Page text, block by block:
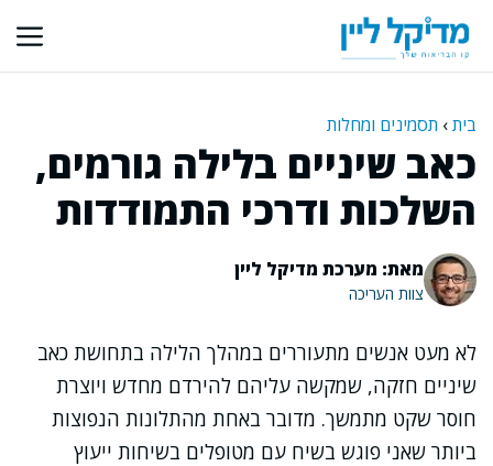
לתוכן
בית› תסמינים ומחלות
כאב שיניים בלילה גורמים,
השלכות ודרכי התמודדות
מאת: מערכת מדיקל ליין
צוות העריכה
לא מעט אנשים מתעוררים במהלך הלילה בתחושת כאב
שיניים חזקה, שמקשה עליהם להירדם מחדש ויוצרת
חוסר שקט מתמשך. מדובר באחת מהתלונות הנפוצות
ביותר שאני פוגש בשיח עם מטופלים בשיחות ייעוץ